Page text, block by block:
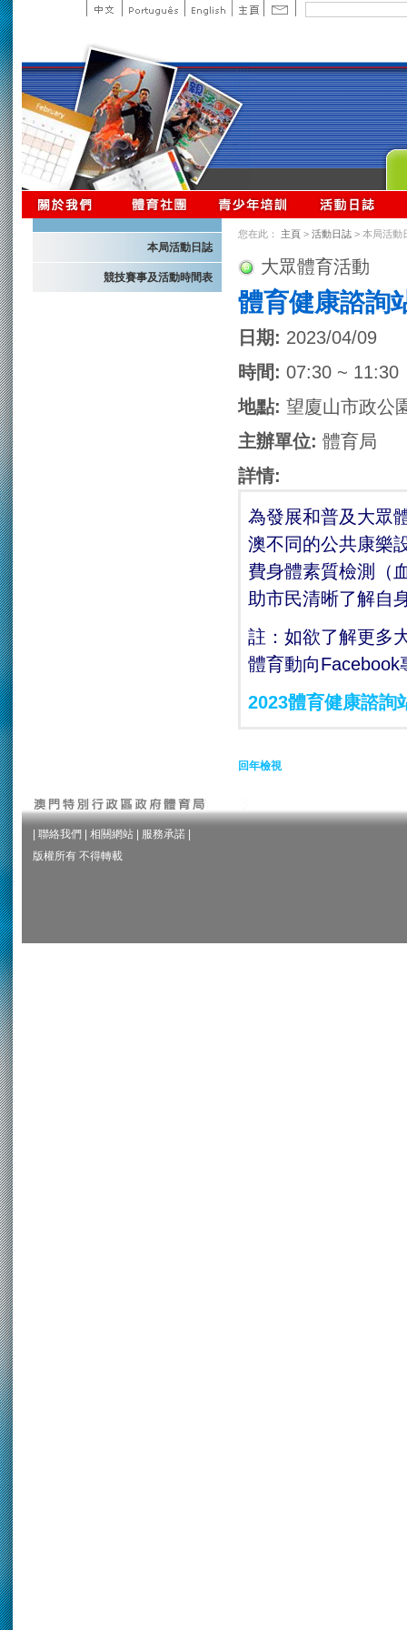
本局活動日誌
競技賽事及活動時間表
您在此： 主頁 > 活動日誌 > 本局活動
大眾體育活動
體育健康諮詢
日期: 2023/04/09
時間: 07:30 ~ 11:30
地點: 望廈山市政公
主辦單位: 體育局
詳情:
為發展和普及大眾
澳不同的公共康樂
費身體素質檢測（
助市民清晰了解自
註：如欲了解更多
體育動向Facebook
2023體育健康諮詢
回年檢視
聯絡我們 相關網站 服務承諾
版權所有 不得轉載